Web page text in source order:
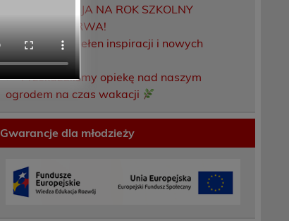
REKRUTACJA NA ROK SZKOLNY
2026/2027 TRWA!
Weekend pełen inspiracji i nowych
doświadczeń!
Przekazaliśmy opiekę nad naszym
ogrodem na czas wakacji
Gwarancje dla młodzieży